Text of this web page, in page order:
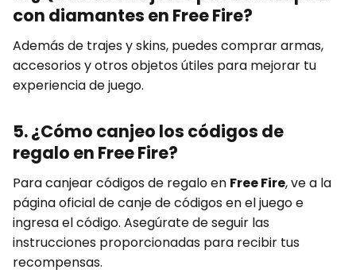
con diamantes en Free Fire?
Además de trajes y skins, puedes comprar armas,
accesorios y otros objetos útiles para mejorar tu
experiencia de juego.
5. ¿Cómo canjeo los códigos de
regalo en Free Fire?
Para canjear códigos de regalo en Free Fire, ve a la
página oficial de canje de códigos en el juego e
ingresa el código. Asegúrate de seguir las
instrucciones proporcionadas para recibir tus
recompensas.